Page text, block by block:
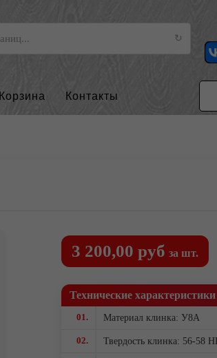
Корзина Контакты
3 200,00 руб за шт.
Технические характеристики
01. Материал клинка: У8А
02. Твердость клинка: 56-58